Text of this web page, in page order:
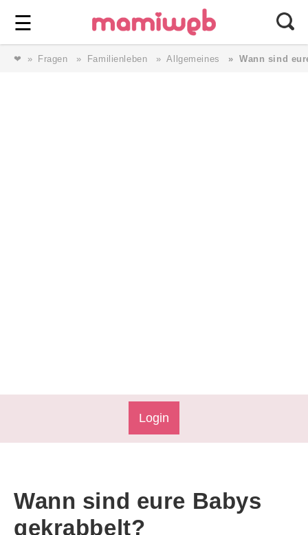
☰ ⎯ Wir lieben Familie ⎯
❤ Fragen Familienleben Allgemeines Wann sind
Login
Wann sind eure Babys
gekrabbelt?